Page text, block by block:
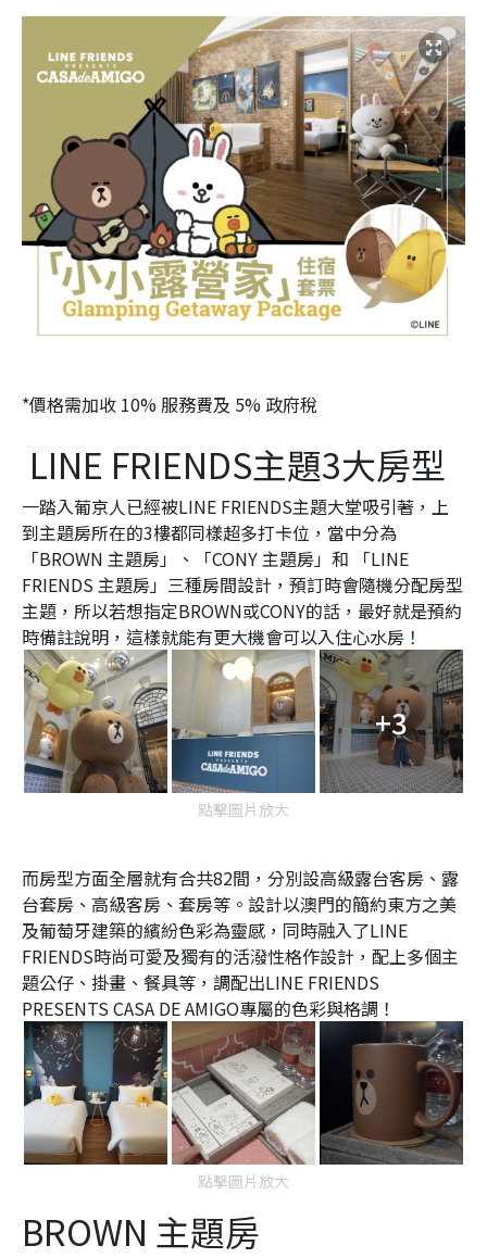
*價格需加收 10% 服務費及 5% 政府稅
LINE FRIENDS主題3大房型
一踏入葡京人已經被LINE FRIENDS主題大堂吸引著，上
到主題房所在的3樓都同樣超多打卡位，當中分為
「BROWN 主題房」、「CONY 主題房」和 「LINE
FRIENDS 主題房」三種房間設計，預訂時會隨機分配房型
主題，所以若想指定BROWN或CONY的話，最好就是預約
時備註說明，這樣就能有更大機會可以入住心水房！
+3
點擊圖片放大
而房型方面全層就有合共82間，分別設高級露台客房、露
台套房、高級客房、套房等。設計以澳門的簡約東方之美
及葡萄牙建築的繽紛色彩為靈感，同時融入了LINE
FRIENDS時尚可愛及獨有的活潑性格作設計，配上多個主
題公仔、掛畫、餐具等，調配出LINE FRIENDS
PRESENTS CASA DE AMIGO專屬的色彩與格調！
點擊圖片放大
BROWN 主題房